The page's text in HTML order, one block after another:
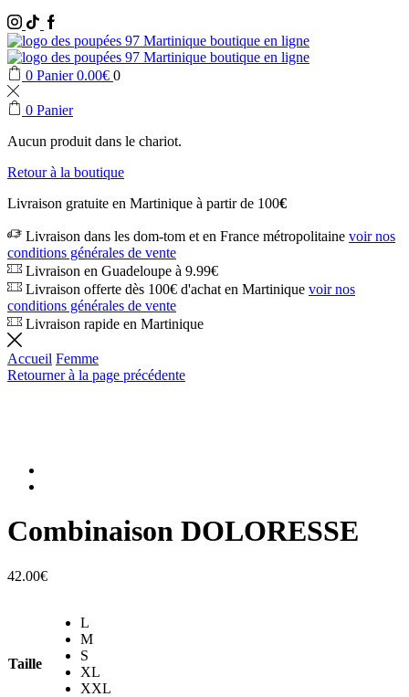
Instagram
Tik
Tok
Facebook
0 Panier0.00€ 0
0 Panier
Aucun produit dans le chariot.
Retour à la boutique
Livraison gratuite en Martinique à partir de 100€
Livraison dans les dom-tom et en France métropolitaine voir nos
conditions générales de vente
Livraison en Guadeloupe à 9.99€
Livraison offerte dès 100€ d'achat en Martinique voir nos
conditions générales de vente
Livraison rapide en Martinique
Accueil Femme
Retourner à la page précédente
Combinaison DOLORESSE
42.00€
Taille
L
M
S
XL
XXL